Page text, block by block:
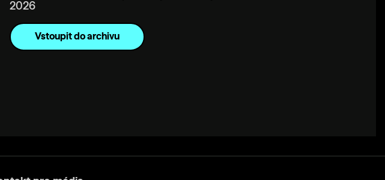
2026
Vstoupit do archivu